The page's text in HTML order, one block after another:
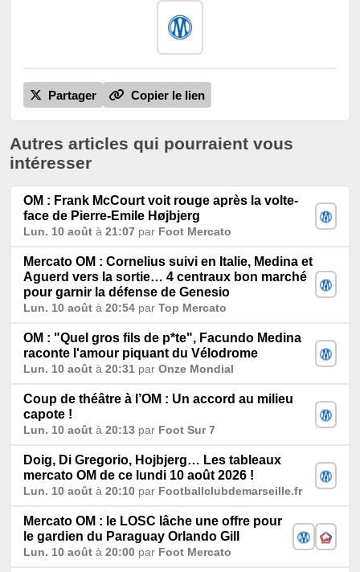
Partager Copier le lien
Autres articles qui pourraient vous
intéresser
OM : Frank McCourt voit rouge après la volte-
face de Pierre-Emile Højbjerg
Lun. 10 août à 21:07 par Foot Mercato
Mercato OM : Cornelius suivi en Italie, Medina et
Aguerd vers la sortie… 4 centraux bon marché
pour garnir la défense de Genesio
Lun. 10 août à 20:54 par Top Mercato
OM : "Quel gros fils de p*te", Facundo Medina
raconte l'amour piquant du Vélodrome
Lun. 10 août à 20:31 par Onze Mondial
Coup de théâtre à l’OM : Un accord au milieu
capote !
Lun. 10 août à 20:13 par Foot Sur 7
Doig, Di Gregorio, Hojbjerg… Les tableaux
mercato OM de ce lundi 10 août 2026 !
Lun. 10 août à 20:10 par Footballclubdemarseille.fr
Mercato OM : le LOSC lâche une offre pour
le gardien du Paraguay Orlando Gill
Lun. 10 août à 20:00 par Foot Mercato